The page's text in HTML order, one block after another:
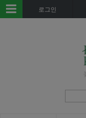
로그인